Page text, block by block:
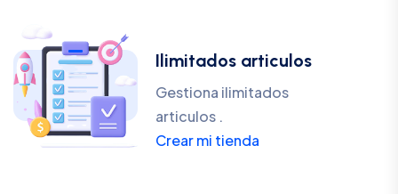
Ilimitados articulos
Gestiona ilimitados
articulos .
Crear mi tienda